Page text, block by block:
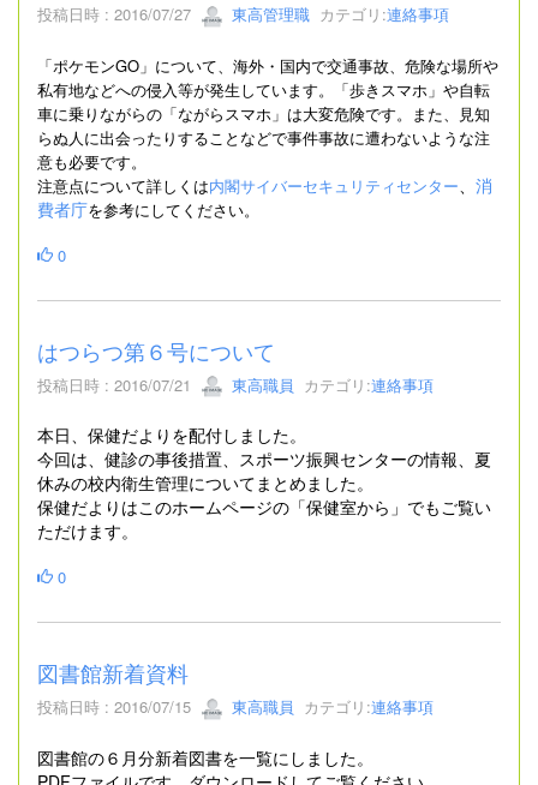
投稿日時 : 2016/07/27 東高管理職 カテゴリ:連絡事項
「ポケモンGO」について、海外・国内で交通事故、危険な場所や
私有地などへの侵入等が発生しています。「歩きスマホ」や自転
車に乗りながらの「ながらスマホ」は大変危険です。また、見知
らぬ人に出会ったりすることなどで事件事故に遭わないような注
意も必要です。
注意点について詳しくは内閣サイバーセキュリティセンター
消
費者庁を参考にしてください。
0
はつらつ第６号について
投稿日時 : 2016/07/21 東高職員 カテゴリ:連絡事項
本日、保健だよりを配付しました。
今回は、健診の事後措置、スポーツ振興センターの情報、夏
休みの校内衛生管理についてまとめました。
保健だよりはこのホームページの「保健室から」でもご覧い
ただけます。
0
図書館新着資料
投稿日時 : 2016/07/15 東高職員 カテゴリ:連絡事項
図書館の６月分新着図書を一覧にしました。